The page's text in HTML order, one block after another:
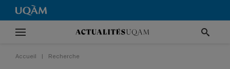
Accueil Recherche